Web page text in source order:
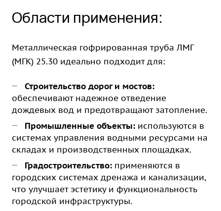
Области применения:
Металлическая гофрированная труба ЛМГ
(МГК) 25.30 идеально подходит для:
Строительство дорог и мостов:
обеспечивают надежное отведение
дождевых вод и предотвращают затопление.
Промышленные объекты: используются в
системах управления водными ресурсами на
складах и производственных площадках.
Градостроительство: применяются в
городских системах дренажа и канализации,
что улучшает эстетику и функциональность
городской инфраструктуры.